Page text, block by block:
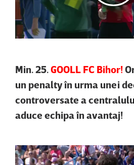
Min. 25.GOOLL FC Bihor!
un penalty în urma unei
controversate a
aduce echipa în avantaj!